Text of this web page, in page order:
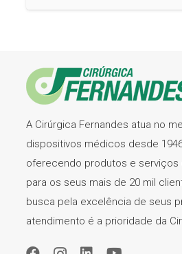
A Cirúrgica Fernandes atua no
dispositivos médicos desde
oferecendo produtos e serviços
para os seus mais de 20 mil
busca pela excelência de seus
atendimento é a prioridade da